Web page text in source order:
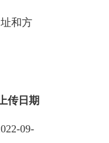
和方
上传日期
09-